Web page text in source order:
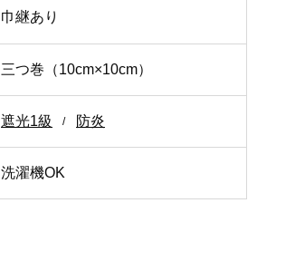
巾継あり
三つ巻（10cm×10cm）
遮光1級 防炎
洗濯機OK